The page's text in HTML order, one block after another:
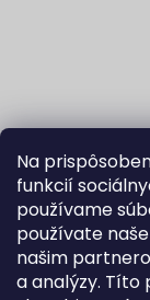
Na
funkcií
používame
používate
našim
a analýzy. Títo